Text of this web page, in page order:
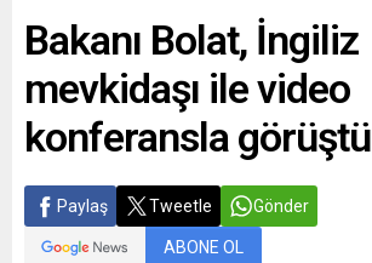
Bakanı Bolat, İngiliz
mevkidaşı ile video
konferansla görüştü
Paylaş Tweetle Gönder
ABONE OL